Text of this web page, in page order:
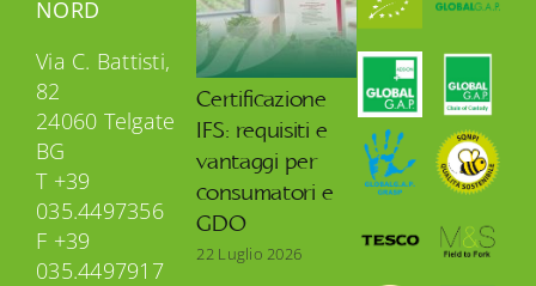
NORD
Via C. Battisti,
82
24060 Telgate
BG
T +39
035.4497356
F +39
035.4497917
Certificazione
IFS: requisiti e
vantaggi per
consumatori e
GDO
22 Luglio 2026